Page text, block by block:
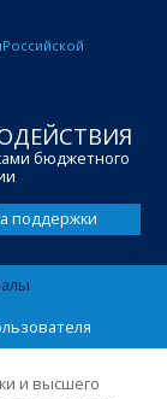
Российской
бюджетного
поддержки
и высшего